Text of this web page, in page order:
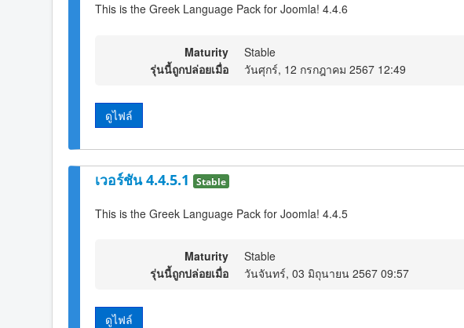
This is the Greek Language Pack for Joomla! 4.4.6
Maturity
Stable
รุ่นนี้ถูกปล่อยเมื่อ
วันศุกร์, 12 กรกฎาคม 2567 12:49
ดูไฟล์
เวอร์ชัน 4.4.5.1 Stable
This is the Greek Language Pack for Joomla! 4.4.5
Maturity
Stable
รุ่นนี้ถูกปล่อยเมื่อ
วันจันทร์, 03 มิถุนายน 2567 09:57
ดูไฟล์